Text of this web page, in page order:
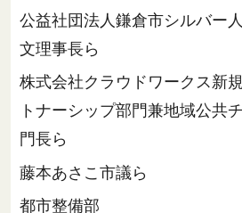
公益社団法人鎌倉市シルバー
文理事長ら
株式会社クラウドワークス新
トナーシップ部門兼地域公共
門長ら
藤本あさこ市議ら
都市整備部